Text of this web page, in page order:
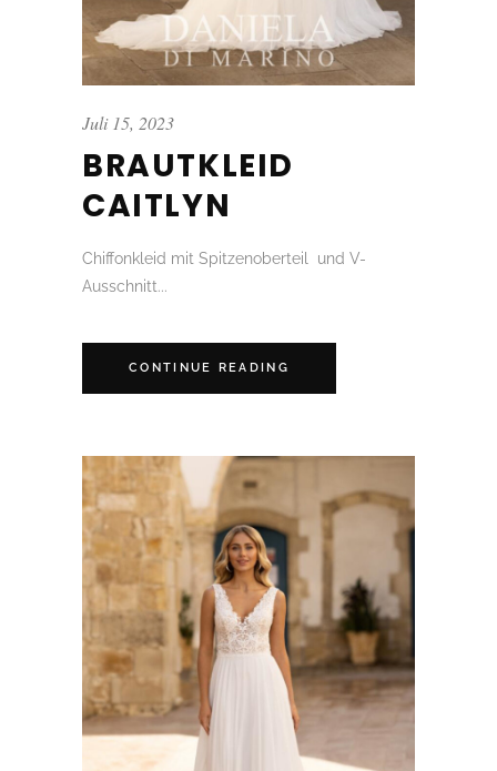
Juli 15, 2023
BRAUTKLEID
CAITLYN
Chiffonkleid mit Spitzenoberteil und V-
Ausschnitt...
CONTINUE READING